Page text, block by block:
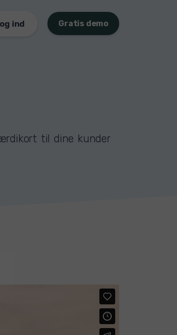
ind Gratis demo
til dine kunder